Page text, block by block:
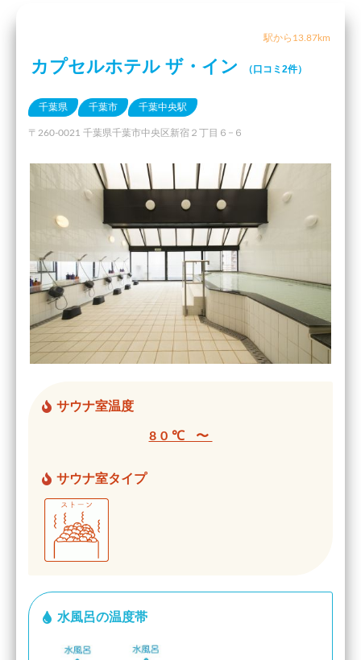
駅から13.87km
カプセルホテル ザ・イン （口コミ2件）
千葉県 千葉市 千葉中央駅
〒260-0021 千葉県千葉市中央区新宿２丁目６−６
サウナ室温度
80℃ 〜
サウナ室タイプ
水風呂の温度帯